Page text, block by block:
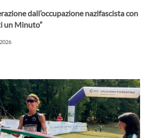
dall’occupazione nazifascista con
un Minuto”